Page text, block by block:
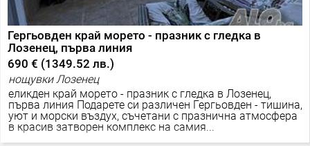
Гергьовден край морето - празник с гледка в
Лозенец, първа линия
690 € (1349.52 лв.)
нощувки Лозенец
еликден край морето - празник с гледка в Лозенец,
първа линия Подарете си различен Гергьовден - тишина,
уют и морски въздух, съчетани с празнична атмосфера
в красив затворен комплекс на самия...